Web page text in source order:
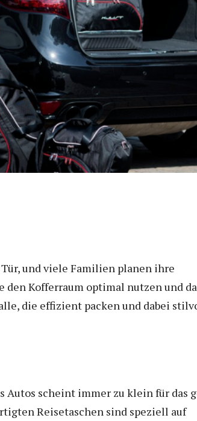
und viele Familien planen ihre
den Kofferraum optimal nutzen und
die effizient packen und dabei
scheint immer zu klein für das
Reisetaschen sind speziell auf